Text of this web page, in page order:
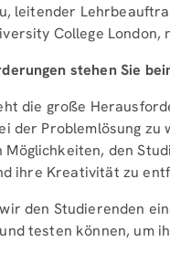
leitender
College
stehen Sie
die große
der Problemlösung
Möglichkeiten, den
ihre Kreativität zu
den Studierenden
testen können, um